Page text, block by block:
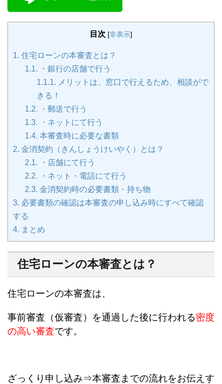
目次 [非表示]
1. 住宅ローンの本審査とは？
1.1. ・銀行の店舗で行う
1.1.1. メリットは、窓口で行えるため、相談がで
きる！
1.2. ・郵送で行う
1.3. ・ネットにて行う
1.4. 本審査時に必要な書類
2. 金消契約（きんしょうけいやく）とは？
2.1. ・店舗にて行う
2.2. ・ネット・電話にて行う
2.3. 金消契約時の必要書類・持ち物
3. 必要書類の確認は本審査の申し込み時にすべて確認
する
4. まとめ
住宅ローンの本審査とは？
住宅ローンの本審査は、
事前審査（仮審査）を通過した後に行われる密度
の高い審査です。
ざっくり申し込み⇒本審査までの流れをお伝えす